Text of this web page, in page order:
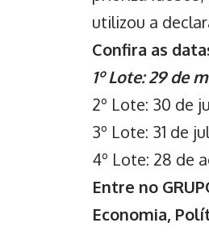
utilizou a
Confira as
1º Lote: 29 de
2º Lote: 30 de
3º Lote: 31 de
4º Lote: 28 de
Entre no
Economia,